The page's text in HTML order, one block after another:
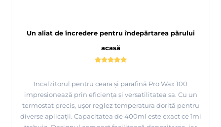
Un aliat de încredere pentru îndepărtarea părului
acasă
Incalzitorul pentru ceara și parafină Pro Wax 100
impresionează prin eficiența și versatilitatea sa. Cu un
termostat precis, ușor reglez temperatura dorită pentru
diverse aplicații. Capacitatea de 400ml este exact ce îmi